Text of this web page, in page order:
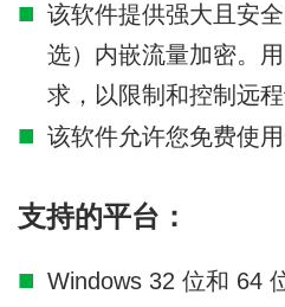
该软件提供强大且安
选）内嵌流量加密。
求，以限制和控制远程
该软件允许您免费使
支持的平台：
Windows 32 位和 64